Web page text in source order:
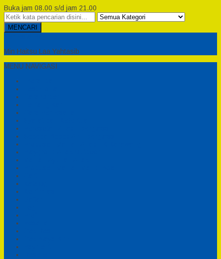
Buka jam 08.00 s/d jam 21.00
MENCARI
Min Haitsu Laa Yahtasib
MENU NAVIGASI